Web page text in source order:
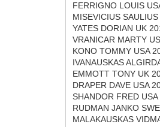
FERRIGNO LOUIS
MISEVICIUS
YATES DORIAN UK
VRANICAR MARTY
KONO TOMMY USA
IVANAUSKAS
EMMOTT TONY UK
DRAPER DAVE USA
SHANDOR FRED
RUDMAN JANKO
MALAKAUSKAS